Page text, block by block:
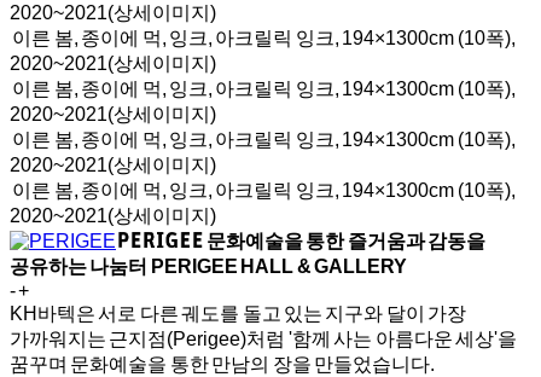
2020~2021(상세이미지)
이른 봄, 종이에 먹, 잉크, 아크릴릭 잉크, 194×1300cm (10폭),
2020~2021(상세이미지)
이른 봄, 종이에 먹, 잉크, 아크릴릭 잉크, 194×1300cm (10폭),
2020~2021(상세이미지)
이른 봄, 종이에 먹, 잉크, 아크릴릭 잉크, 194×1300cm (10폭),
2020~2021(상세이미지)
이른 봄, 종이에 먹, 잉크, 아크릴릭 잉크, 194×1300cm (10폭),
2020~2021(상세이미지)
문화예술을 통한 즐거움과 감동을
공유하는 나눔터 PERIGEE HALL & GALLERY
-+
KH바텍은 서로 다른 궤도를 돌고 있는 지구와 달이 가장
가까워지는 근지점(Perigee)처럼 '함께 사는 아름다운 세상'을
꿈꾸며 문화예술을 통한 만남의 장을 만들었습니다.